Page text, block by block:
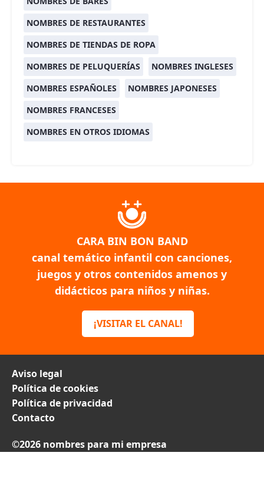
NOMBRES DE RESTAURANTES
NOMBRES DE TIENDAS DE ROPA
NOMBRES DE PELUQUERÍAS
NOMBRES INGLESES
NOMBRES ESPAÑOLES
NOMBRES JAPONESES
NOMBRES FRANCESES
NOMBRES EN OTROS IDIOMAS
CARA BIN BON BAND
canal temático infantil con canciones,
juegos y otros contenidos amenos y
didácticos para niños y niñas.
¡VISITAR EL CANAL!
Aviso legal
Política de cookies
Política de privacidad
Contacto
©2026 nombres para mi empresa